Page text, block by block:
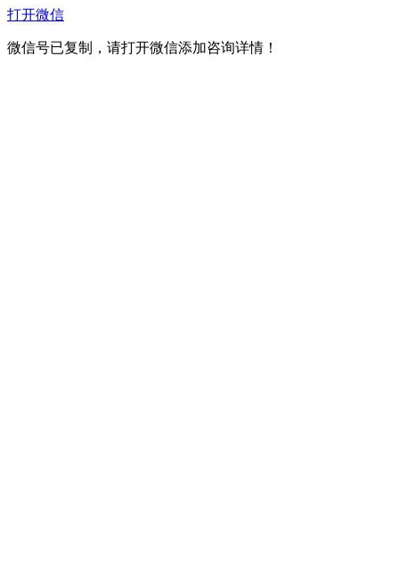
打开微信
微信号已复制，请打开微信添加咨询详情！